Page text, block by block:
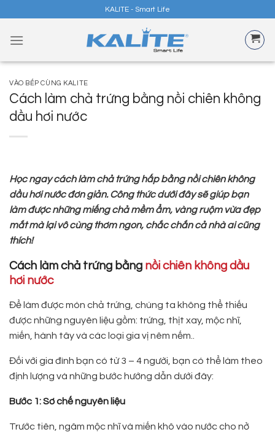
content
KALITE - Smart Life
VÀO BẾP CÙNG KALITE
Cách làm chả trứng bằng nồi chiên không
dầu hơi nước
Học ngay cách làm chả trứng hấp bằng nồi chiên không
dầu hơi nước đơn giản. Công thức dưới đây sẽ giúp bạn
làm được những miếng chả mềm ẩm, vàng ruộm vừa đẹp
mắt mà lại vô cùng thơm ngon, chắc chắn cả nhà ai cũng
thích!
Cách làm chả trứng bằng nồi chiên không dầu
hơi nước
Để làm được món chả trứng, chúng ta không thể thiếu
được những nguyên liệu gồm: trứng, thịt xay, mộc nhĩ,
miến, hành tây và các loại gia vị nêm nếm..
Đối với gia đình bạn có từ 3 – 4 người, bạn có thể làm theo
định lượng và những bước hướng dẫn dưới đây:
Bước 1: Sơ chế nguyên liệu
Trước tiên, ngâm mộc nhĩ và miến khô vào nước cho nở